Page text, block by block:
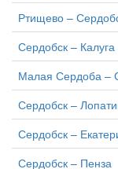
Ртищево –
Сердобск – Калуга
Малая Сердоба –
Сердобск –
Сердобск –
Сердобск – Пенза